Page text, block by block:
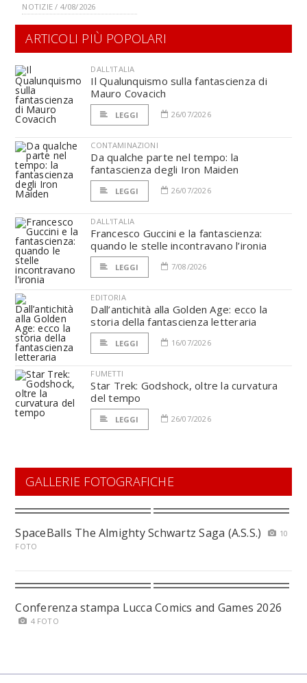
NOTIZIE / 4/08/2026
ARTICOLI PIÙ POPOLARI
DALL'ITALIA
Il Qualunquismo sulla fantascienza di
Mauro Covacich
LEGGI 26/07/2026
CONTAMINAZIONI
Da qualche parte nel tempo: la
fantascienza degli Iron Maiden
LEGGI 26/07/2026
DALL'ITALIA
Francesco Guccini e la fantascienza:
quando le stelle incontravano l’ironia
LEGGI 7/08/2026
EDITORIA
Dall’antichità alla Golden Age: ecco la
storia della fantascienza letteraria
LEGGI 16/07/2026
FUMETTI
Star Trek: Godshock, oltre la curvatura
del tempo
LEGGI 26/07/2026
GALLERIE FOTOGRAFICHE
SpaceBalls The Almighty Schwartz Saga (A.S.S.)
10
FOTO
Conferenza stampa Lucca Comics and Games 2026
4 FOTO